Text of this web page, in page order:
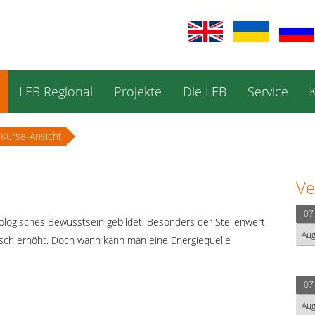
LEB Regional Projekte Die LEB Service
Kurse-Ansicht
Bewusstsein gebildet. Besonders der Stellenwert
erhöht. Doch wann kann man eine Energiequelle
07
Aug
07
Aug